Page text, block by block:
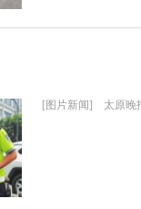
[图片新闻] 太原晚